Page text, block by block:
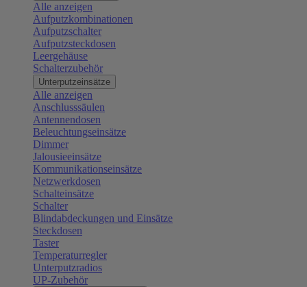
Alle anzeigen
Aufputzkombinationen
Aufputzschalter
Aufputzsteckdosen
Leergehäuse
Schalterzubehör
Unterputzeinsätze
Alle anzeigen
Anschlusssäulen
Antennendosen
Beleuchtungseinsätze
Dimmer
Jalousieeinsätze
Kommunikationseinsätze
Netzwerkdosen
Schalteinsätze
Schalter
Blindabdeckungen und Einsätze
Steckdosen
Taster
Temperaturregler
Unterputzradios
UP-Zubehör